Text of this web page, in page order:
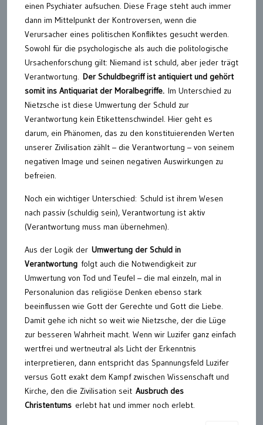
einen Psychiater aufsuchen. Diese Frage steht auch immer
dann im Mittelpunkt der Kontroversen, wenn die
Verursacher eines politischen Konfliktes gesucht werden.
Sowohl für die psychologische als auch die politologische
Ursachenforschung gilt: Niemand ist schuld, aber jeder trägt
Verantwortung. Der Schuldbegriff ist antiquiert und gehört
somit ins Antiquariat der Moralbegriffe. Im Unterschied zu
Nietzsche ist diese Umwertung der Schuld zur
Verantwortung kein Etikettenschwindel. Hier geht es
darum, ein Phänomen, das zu den konstituierenden Werten
unserer Zivilisation zählt – die Verantwortung – von seinem
negativen Image und seinen negativen Auswirkungen zu
befreien.
Noch ein wichtiger Unterschied: Schuld ist ihrem Wesen
nach passiv (schuldig sein), Verantwortung ist aktiv
(Verantwortung muss man übernehmen).
Aus der Logik der Umwertung der Schuld in
Verantwortung folgt auch die Notwendigkeit zur
Umwertung von Tod und Teufel – die mal einzeln, mal in
Personalunion das religiöse Denken ebenso stark
beeinflussen wie Gott der Gerechte und Gott die Liebe.
Damit gehe ich nicht so weit wie Nietzsche, der die Lüge
zur besseren Wahrheit macht. Wenn wir Luzifer ganz einfach
wertfrei und wertneutral als Licht der Erkenntnis
interpretieren, dann entspricht das Spannungsfeld Luzifer
versus Gott exakt dem Kampf zwischen Wissenschaft und
Kirche, den die Zivilisation seit Ausbruch des
Christentums erlebt hat und immer noch erlebt.